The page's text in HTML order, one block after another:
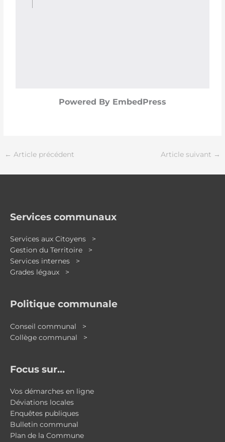
Powered By EmbedPress
← Article précédent Article suivant →
Services communaux
Services aux Citoyens >
Gestion du Territoire >
Services internes >
Grades légaux >
Politique communale
Conseil communal >
Collège communal >
Focus sur…
Vos démarches en ligne
Déviations locales
Enquêtes publiques
Bulletin communal
Plan de la Commune